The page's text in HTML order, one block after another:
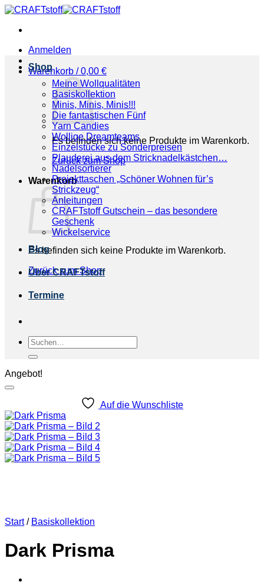
Zum
springen
Anmelden
Warenkorb /0,00 €
Es befinden sich keine Produkte im Warenkorb.
Zurück zum Shop
Warenkorb
Es befinden sich keine Produkte im Warenkorb.
Zurück zum Shop
Shop
Meine Wollqualitäten
Basiskollektion
Minis, Minis, Minis!!!
Die fantastischen Fünf
Yarn Candies
Wollige Dreamteams
Einzelstücke zu Sonderpreisen
Plauderei aus dem Stricknadelkästchen…
Nadelsortierer
Projekttaschen „Schöner Wohnen für’s
Strickzeug“
Anleitungen
CRAFTstoff Gutschein – das besondere
Geschenk
Wickelservice
Blog
Über CRAFTstoff
Termine
Suchen
nach:
Angebot!
Auf die Wunschliste
Start / Basiskollektion
Dark Prisma